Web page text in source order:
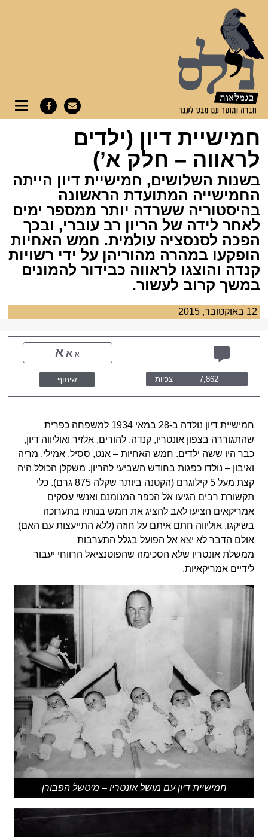
חמישיית דיון (ילדים
לראווה – חלק א’)
בשנות השלושים, חמישיית דיון הייתה
החמישייה המתועדת הראשונה
בהיסטוריה ששרדה יותר ממספר ימים
לאחר לידה של הריון רב עוברי, ובכך
הפכה לסנסציה עולמית. חמש האחיות
הופקעו במהרה מהוריהן על ידי רשויות
קנדה והוצגו לראווה כבידור להמונים
במשך קרוב לעשור.
12 באוקטובר, 2015
א א א
צפיות 7,862 שיתוף
חמישיית דיון נולדה ב-28 במאי 1934 למשפחה כפרית
שהתגוררה בצפון אונטריו, קנדה. להורים, אלזיר ואוליווה דיון,
כבר היו ששה ילדים. חמש האחיות – אנט, ססיל, אמילי, מריה
ואיבון – נולדו כפגות בחודש השביעי להריון. משקלן הכולל היה
קצת מעל 5 קילוגרם (הקטנה ביותר שקלה 875 גרם). כלי
תקשורת רבים הגיעו אל הכפר המנומנם ואנשי עסקים
אמריקאים הציעו לאב להציג את חמש בנותיו בתערוכה
בשיקגו. אוליווה חתם איתם על חוזה (ללא התייעצות עם האם)
אולם הדבר לא יצא אל הפועל בגלל התערבות
ממשלת אונטריו שלא הסכימה שהפוטנציאל הרווחי יעבור
לידיים אמריקאיות.
חמישיית דיון עם מושל אונטריו – מיטשל הפבורן